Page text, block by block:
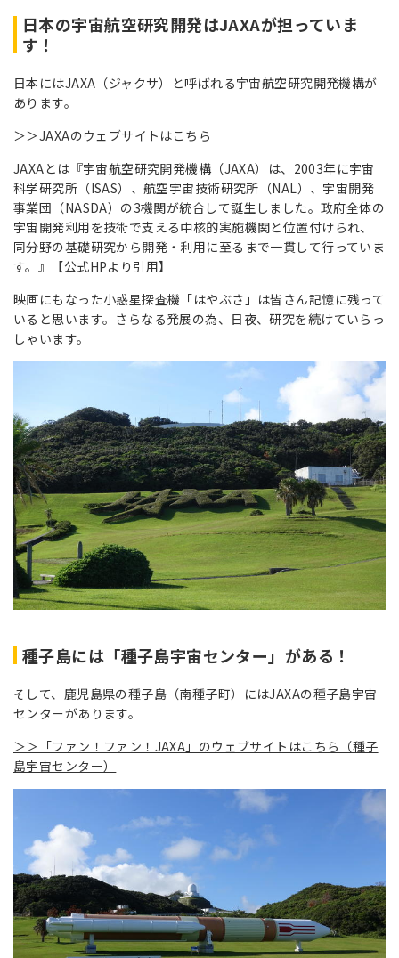
日本の宇宙航空研究開発はJAXAが担っていま
す！
日本にはJAXA（ジャクサ）と呼ばれる宇宙航空研究開発機構が
あります。
＞＞JAXAのウェブサイトはこちら
JAXAとは『宇宙航空研究開発機構（JAXA）は、2003年に宇宙
科学研究所（ISAS）、航空宇宙技術研究所（NAL）、宇宙開発
事業団（NASDA）の3機関が統合して誕生しました。政府全体の
宇宙開発利用を技術で支える中核的実施機関と位置付けられ、
同分野の基礎研究から開発・利用に至るまで一貫して行っていま
す。
』
【公式HPより引用】
映画にもなった小惑星探査機「はやぶさ」は皆さん記憶に残って
いると思います。さらなる発展の為、日夜、研究を続けていらっ
しゃいます。
種子島には「種子島宇宙センター」がある！
そして、鹿児島県の種子島（南種子町）にはJAXAの種子島宇宙
センターがあります。
＞＞「ファン！ファン！JAXA」のウェブサイトはこちら（種子
島宇宙センター）